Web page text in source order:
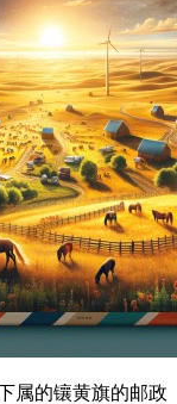
属的镶黄旗的邮政